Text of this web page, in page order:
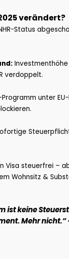
verändert?
Status
verdoppelt.
Programm unter
Visa steuerfrei –
Wohnsitz &
ist keine
Mehr nicht.“